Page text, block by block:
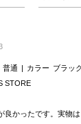
普通 カラー ブラッ
STORE
良かったです。実物